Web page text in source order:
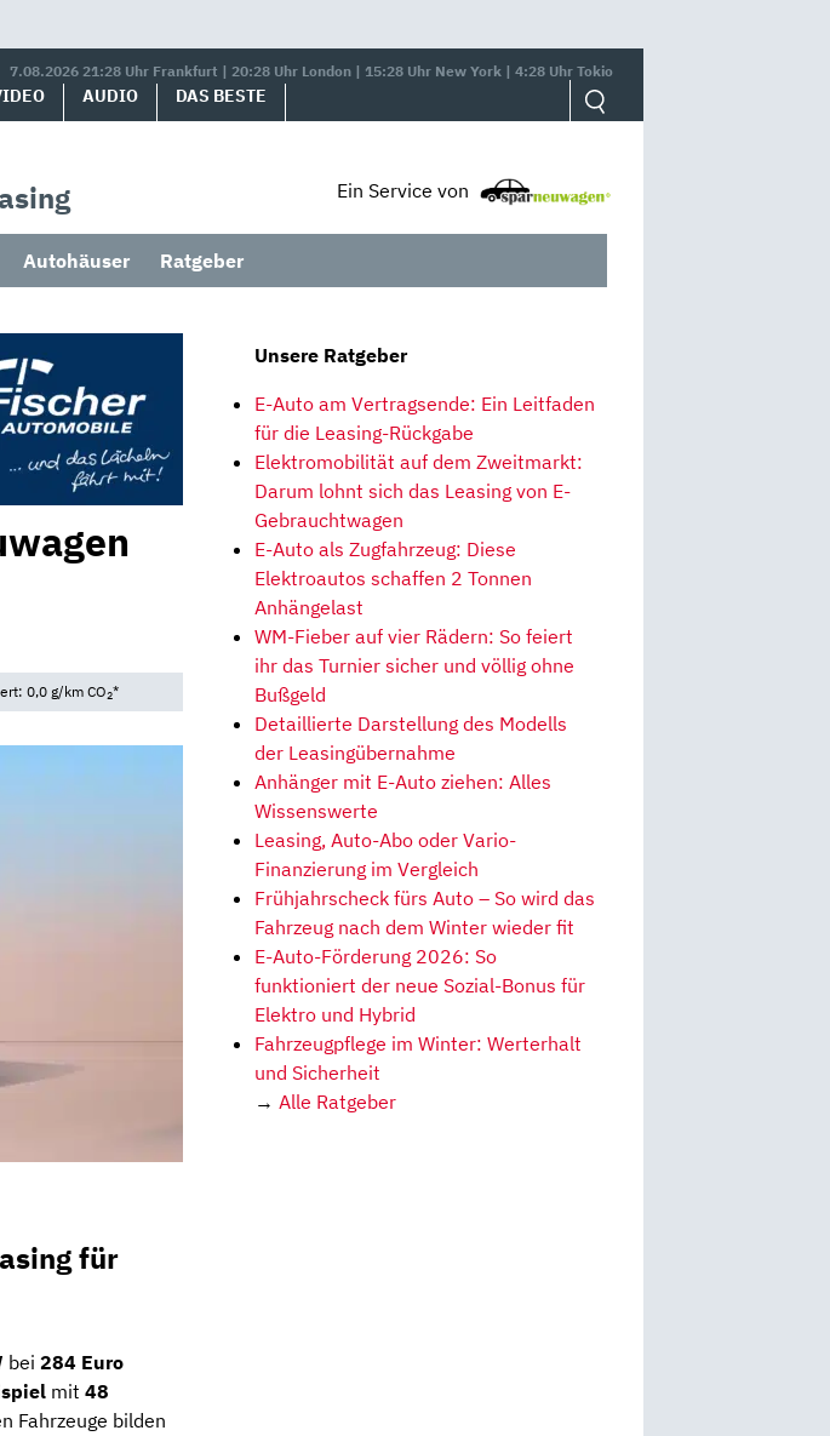
7.08.2026 21:28 Uhr Frankfurt | 20:28 Uhr London | 15:28 Uhr New York | 4:28 Uhr Tokio
AUDIO DAS BESTE
Ein Service von
Autohäuser Ratgeber
0,0 g/km CO2*
für
bei 284 Euro
mit 48
Fahrzeuge bilden
Unsere Ratgeber
E-Auto am Vertragsende: Ein Leitfaden
für die Leasing-Rückgabe
Elektromobilität auf dem Zweitmarkt:
Darum lohnt sich das Leasing von E-
Gebrauchtwagen
E-Auto als Zugfahrzeug: Diese
Elektroautos schaffen 2 Tonnen
Anhängelast
WM-Fieber auf vier Rädern: So feiert
ihr das Turnier sicher und völlig ohne
Bußgeld
Detaillierte Darstellung des Modells
der Leasingübernahme
Anhänger mit E-Auto ziehen: Alles
Wissenswerte
Leasing, Auto-Abo oder Vario-
Finanzierung im Vergleich
Frühjahrscheck fürs Auto – So wird das
Fahrzeug nach dem Winter wieder fit
E-Auto-Förderung 2026: So
funktioniert der neue Sozial-Bonus für
Elektro und Hybrid
Fahrzeugpflege im Winter: Werterhalt
und Sicherheit
→ Alle Ratgeber